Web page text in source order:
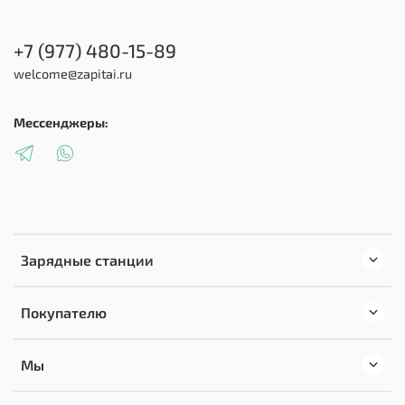
Зарядные станции
Покупателю
Мы
+7 (977) 480-15-89
welcome@zapitai.ru
Мессенджеры: